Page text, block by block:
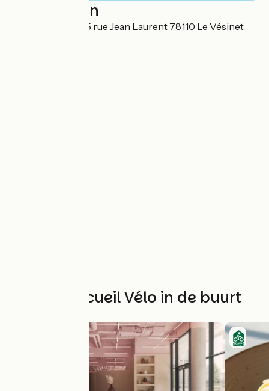
Localisation
Place de l'Eglise, 15 rue Jean Laurent 78110 Le Vésinet
Andere Accueil Vélo in de buurt